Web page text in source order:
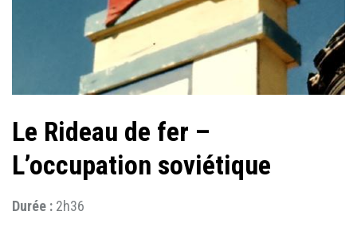
Le Rideau de fer –
L’occupation soviétique
Durée : 2h36